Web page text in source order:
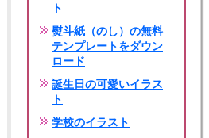
ト
熨斗紙（のし）の無料
テンプレートをダウン
ロード
誕生日の可愛いイラス
ト
学校のイラスト